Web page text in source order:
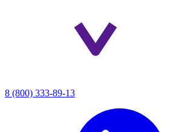
8 (800) 333-89-13